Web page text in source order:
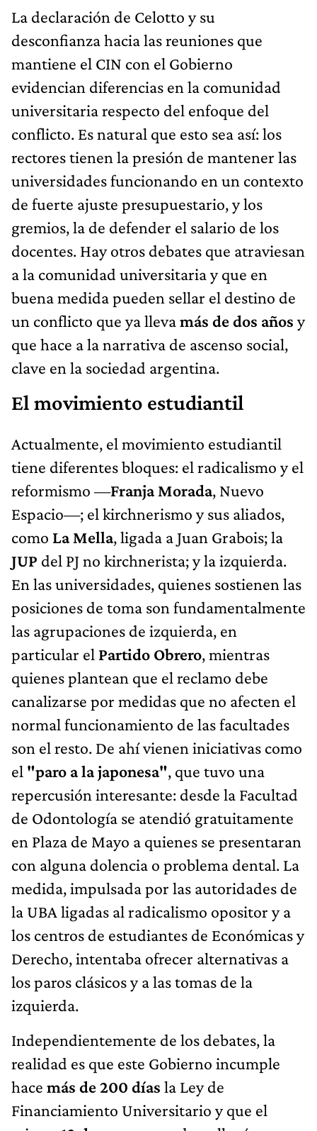
La declaración de Celotto y su
desconfianza hacia las reuniones que
mantiene el CIN con el Gobierno
evidencian diferencias en la comunidad
universitaria respecto del enfoque del
conflicto. Es natural que esto sea así: los
rectores tienen la presión de mantener las
universidades funcionando en un contexto
de fuerte ajuste presupuestario, y los
gremios, la de defender el salario de los
docentes. Hay otros debates que atraviesan
a la comunidad universitaria y que en
buena medida pueden sellar el destino de
un conflicto que ya llevamás de dos años y
que hace a la narrativa de ascenso social,
clave en la sociedad argentina.
El movimiento estudiantil
Actualmente, el movimiento estudiantil
tiene diferentes bloques: el radicalismo y el
reformismo —Franja Morada, Nuevo
Espacio—; el kirchnerismo y sus aliados,
como La Mella, ligada a Juan Grabois; la
JUP del PJ no kirchnerista; y la izquierda.
En las universidades, quienes sostienen las
posiciones de toma son fundamentalmente
las agrupaciones de izquierda, en
particular el Partido Obrero, mientras
quienes plantean que el reclamo debe
canalizarse por medidas que no afecten el
normal funcionamiento de las facultades
son el resto. De ahí vienen iniciativas como
el "paro a la japonesa", que tuvo una
repercusión interesante: desde la Facultad
de Odontología se atendió gratuitamente
en Plaza de Mayo a quienes se presentaran
con alguna dolencia o problema dental. La
medida, impulsada por las autoridades de
la UBA ligadas al radicalismo opositor y a
los centros de estudiantes de Económicas y
Derecho, intentaba ofrecer alternativas a
los paros clásicos y a las tomas de la
izquierda.
Independientemente de los debates, la
realidad es que este Gobierno incumple
hace más de 200 días la Ley de
Financiamiento Universitario y que el